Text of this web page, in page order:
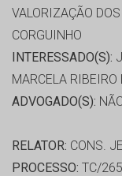
VALORIZAÇÃO
CORGUINHO
INTERESSADO(S):
MARCELA RIBEIRO
ADVOGADO(S):
RELATOR: CONS.
PROCESSO: TC/